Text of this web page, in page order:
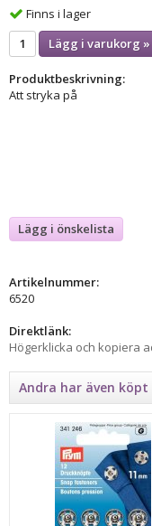
Finns i lager
Lägg i varukorg »
Produktbeskrivning:
Att stryka på
Lägg i önskelista
Artikelnummer:
6520
Direktlänk:
Högerklicka och kopiera
Andra har även köpt